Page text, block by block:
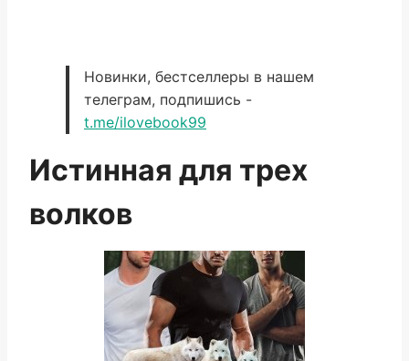
Новинки, бестселлеры в нашем
телеграм, подпишись -
t.me/ilovebook99
Истинная для трех
волков